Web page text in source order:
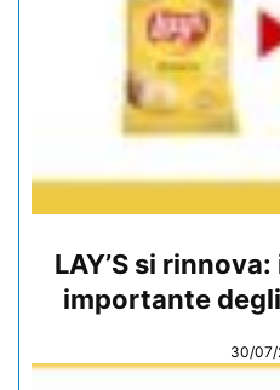
LAY’S si
importante
30/07/